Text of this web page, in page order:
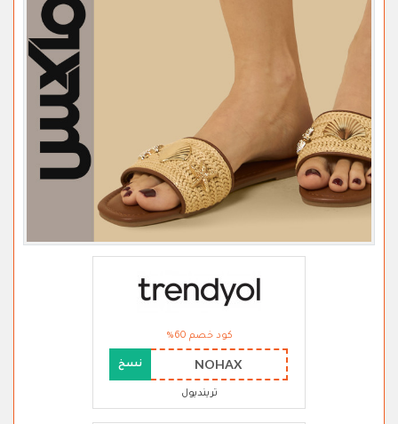
كود خصم 60%
NOHAX نسخ
ترينديول